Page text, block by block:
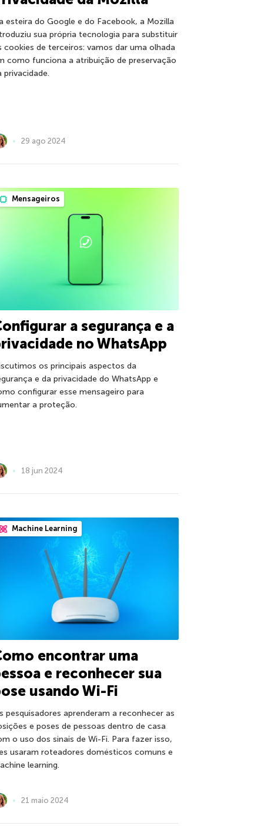
esteira do Google e do Facebook, a Mozilla
sua própria tecnologia para substituir
cookies de terceiros: vamos dar uma olhada
como funciona a atribuição de preservação
privacidade.
29 ago 2024
Mensageiros
a segurança e a
no WhatsApp
os principais aspectos da
e da privacidade do WhatsApp e
configurar esse mensageiro para
a proteção.
18 jun 2024
Machine Learning
encontrar uma
e reconhecer sua
usando Wi-Fi
pesquisadores aprenderam a reconhecer as
e poses de pessoas dentro de casa
o uso dos sinais de Wi-Fi. Para fazer isso,
usaram roteadores domésticos comuns e
learning.
21 maio 2024